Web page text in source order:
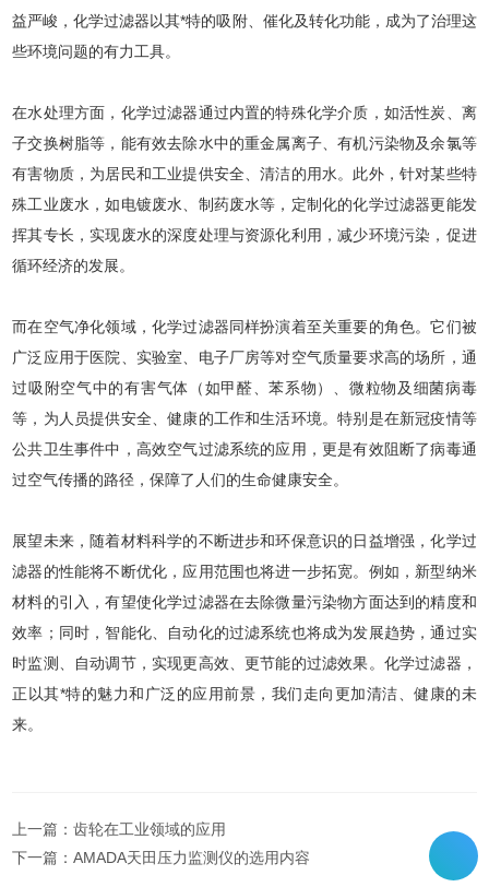
益严峻，化学过滤器以其*特的吸附、催化及转化功能，成为了治理这
些环境问题的有力工具。
在水处理方面，化学过滤器通过内置的特殊化学介质，如活性炭、离
子交换树脂等，能有效去除水中的重金属离子、有机污染物及余氯等
有害物质，为居民和工业提供安全、清洁的用水。此外，针对某些特
殊工业废水，如电镀废水、制药废水等，定制化的化学过滤器更能发
挥其专长，实现废水的深度处理与资源化利用，减少环境污染，促进
循环经济的发展。
而在空气净化领域，化学过滤器同样扮演着至关重要的角色。它们被
广泛应用于医院、实验室、电子厂房等对空气质量要求高的场所，通
过吸附空气中的有害气体（如甲醛、苯系物）、微粒物及细菌病毒
等，为人员提供安全、健康的工作和生活环境。特别是在新冠疫情等
公共卫生事件中，高效空气过滤系统的应用，更是有效阻断了病毒通
过空气传播的路径，保障了人们的生命健康安全。
展望未来，随着材料科学的不断进步和环保意识的日益增强，化学过
滤器的性能将不断优化，应用范围也将进一步拓宽。例如，新型纳米
材料的引入，有望使化学过滤器在去除微量污染物方面达到的精度和
效率；同时，智能化、自动化的过滤系统也将成为发展趋势，通过实
时监测、自动调节，实现更高效、更节能的过滤效果。化学过滤器，
正以其*特的魅力和广泛的应用前景，我们走向更加清洁、健康的未
来。
上一篇：齿轮在工业领域的应用
下一篇：AMADA天田压力监测仪的选用内容